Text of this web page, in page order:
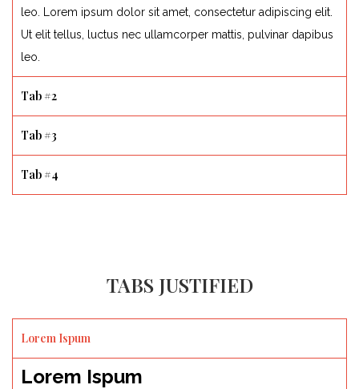
leo. Lorem ipsum dolor sit amet, consectetur adipiscing elit.
Ut elit tellus, luctus nec ullamcorper mattis, pulvinar dapibus
leo.
Tab #2
Tab #3
Tab #4
TABS JUSTIFIED
Lorem Ispum
Lorem Ispum